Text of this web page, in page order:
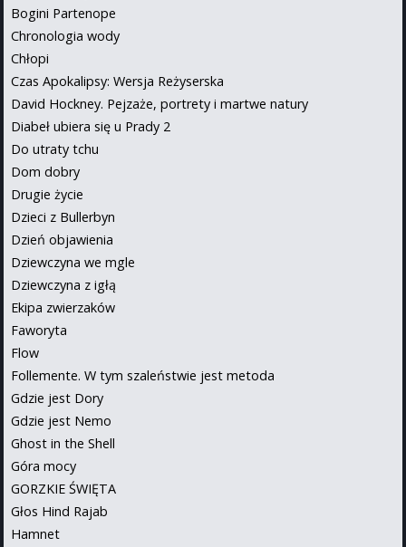
Bogini Partenope
Chronologia wody
Chłopi
Czas Apokalipsy: Wersja Reżyserska
David Hockney. Pejzaże, portrety i martwe natury
Diabeł ubiera się u Prady 2
Do utraty tchu
Dom dobry
Drugie życie
Dzieci z Bullerbyn
Dzień objawienia
Dziewczyna we mgle
Dziewczyna z igłą
Ekipa zwierzaków
Faworyta
Flow
Follemente. W tym szaleństwie jest metoda
Gdzie jest Dory
Gdzie jest Nemo
Ghost in the Shell
Góra mocy
GORZKIE ŚWIĘTA
Głos Hind Rajab
Hamnet